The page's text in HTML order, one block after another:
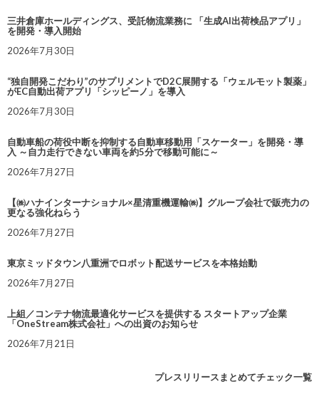
三井倉庫ホールディングス、受託物流業務に 「生成AI出荷検品アプリ」
を開発・導入開始
2026年7月30日
“独自開発こだわり”のサプリメントでD2C展開する「ウェルモット製薬」
がEC自動出荷アプリ「シッピーノ」を導入
2026年7月30日
自動車船の荷役中断を抑制する自動車移動用「スケーター」を開発・導
入 ～自力走行できない車両を約5分で移動可能に～
2026年7月27日
【㈱ハナインターナショナル×星清重機運輸㈱】グループ会社で販売力の
更なる強化ねらう
2026年7月27日
東京ミッドタウン八重洲でロボット配送サービスを本格始動
2026年7月27日
上組／コンテナ物流最適化サービスを提供する スタートアップ企業
「OneStream株式会社」への出資のお知らせ
2026年7月21日
プレスリリースまとめてチェック一覧